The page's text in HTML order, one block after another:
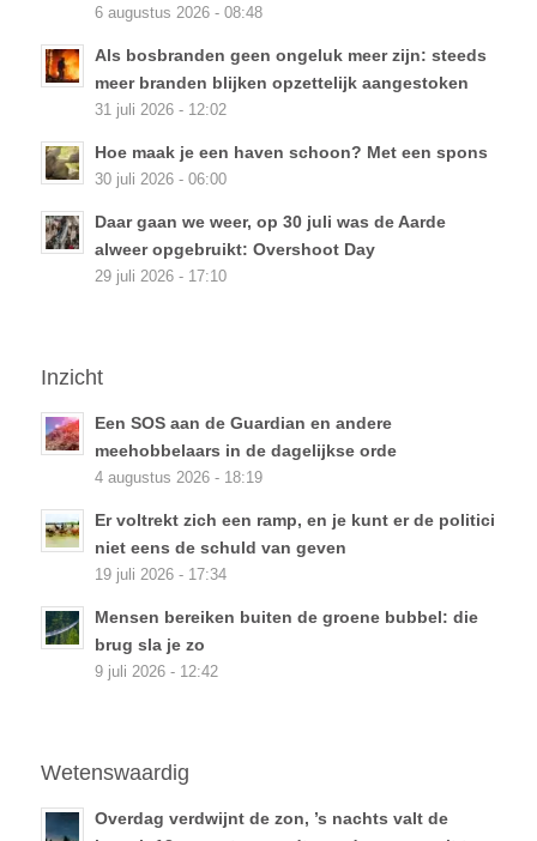
6 augustus 2026 - 08:48
Als bosbranden geen ongeluk meer zijn: steeds
meer branden blijken opzettelijk aangestoken
31 juli 2026 - 12:02
Hoe maak je een haven schoon? Met een spons
30 juli 2026 - 06:00
Daar gaan we weer, op 30 juli was de Aarde
alweer opgebruikt: Overshoot Day
29 juli 2026 - 17:10
Inzicht
Een SOS aan de Guardian en andere
meehobbelaars in de dagelijkse orde
4 augustus 2026 - 18:19
Er voltrekt zich een ramp, en je kunt er de politici
niet eens de schuld van geven
19 juli 2026 - 17:34
Mensen bereiken buiten de groene bubbel: die
brug sla je zo
9 juli 2026 - 12:42
Wetenswaardig
Overdag verdwijnt de zon, ’s nachts valt de